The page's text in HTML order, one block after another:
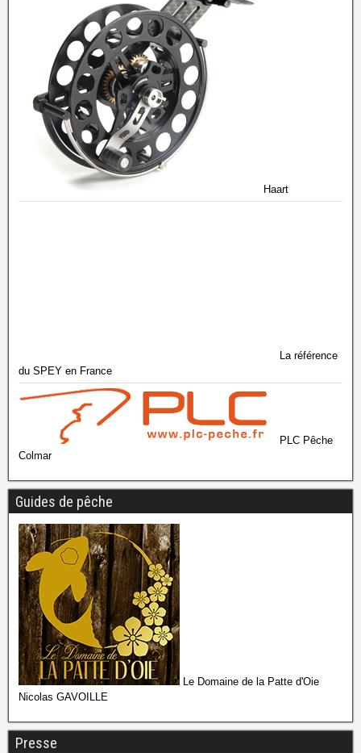
Haart
La référence
du SPEY en France
PLC Pêche
Colmar
Guides de pêche
Le Domaine de la Patte d'Oie
Nicolas GAVOILLE
Presse